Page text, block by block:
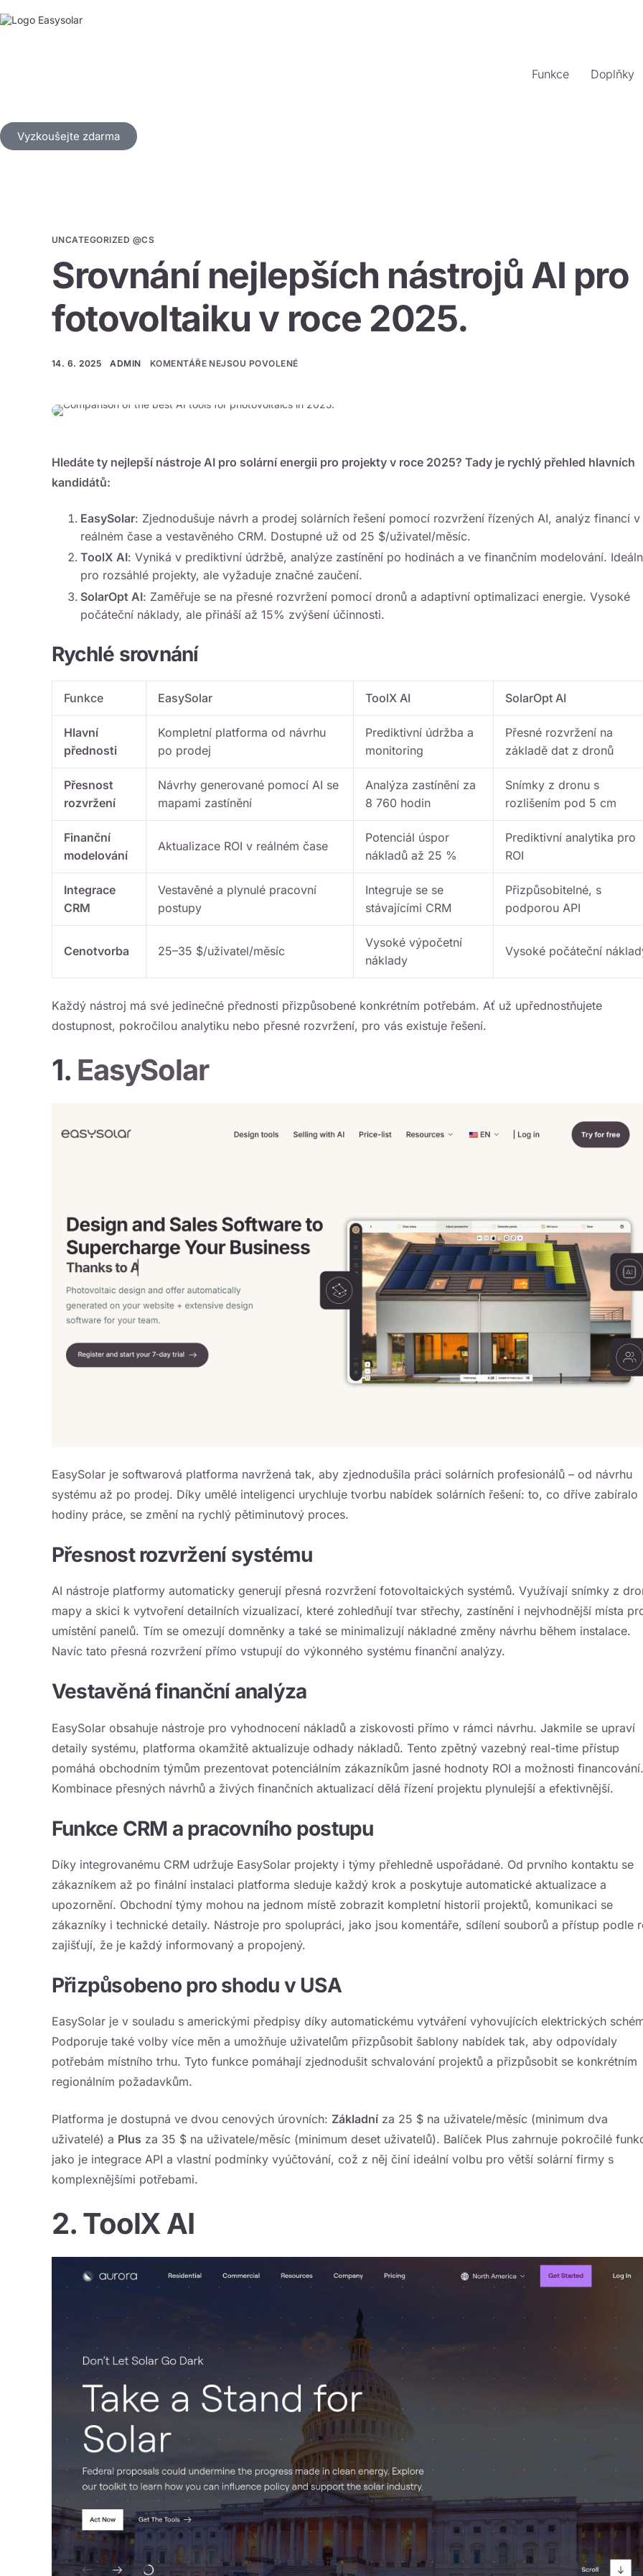
Funkce Doplňky
Vyzkoušejte zdarma
UNCATEGORIZED @CS
Srovnání nejlepších nástrojů AI pro
fotovoltaiku v roce 2025.
14. 6. 2025 ADMIN KOMENTÁŘE NEJSOU POVOLENÉ
Hledáte ty nejlepší nástroje AI pro solární energii pro projekty v roce 2025? Tady je rychlý přehled hlavních
kandidátů:
EasySolar: Zjednodušuje návrh a prodej solárních řešení pomocí rozvržení řízených AI, analýz financí v
reálném čase a vestavěného CRM. Dostupné už od 25 $/uživatel/měsíc.
ToolX AI: Vyniká v prediktivní údržbě, analýze zastínění po hodinách a ve finančním modelování.
pro rozsáhlé projekty, ale vyžaduje značné zaučení.
SolarOpt AI: Zaměřuje se na přesné rozvržení pomocí dronů a adaptivní optimalizaci energie. Vysoké
počáteční náklady, ale přináší až 15% zvýšení účinnosti.
Rychlé srovnání
Funkce EasySolar ToolX AI SolarOpt AI
Hlavní
přednosti
Kompletní platforma od návrhu
po prodej
Prediktivní údržba a
monitoring
Přesné rozvržení na
základě dat z dronů
Přesnost
rozvržení
Návrhy generované pomocí AI se
mapami zastínění
Analýza zastínění za
8 760 hodin
Snímky z dronu s
rozlišením pod 5 cm
Finanční
modelování
Aktualizace ROI v reálném čase
Potenciál úspor
nákladů až 25 %
Prediktivní analytika pro
ROI
Integrace
CRM
Vestavěné a plynulé pracovní
postupy
Integruje se se
stávajícími CRM
Přizpůsobitelné, s
podporou API
Cenotvorba 25–35 $/uživatel/měsíc
Vysoké výpočetní
náklady
Vysoké počáteční
Každý nástroj má své jedinečné přednosti přizpůsobené konkrétním potřebám. Ať už upřednostňujete
dostupnost, pokročilou analytiku nebo přesné rozvržení, pro vás existuje řešení.
1. EasySolar
EasySolar je softwarová platforma navržená tak, aby zjednodušila práci solárních profesionálů – od návrhu
systému až po prodej. Díky umělé inteligenci urychluje tvorbu nabídek solárních řešení: to, co dříve zabíralo
hodiny práce, se změní na rychlý pětiminutový proces.
Přesnost rozvržení systému
AI nástroje platformy automaticky generují přesná rozvržení fotovoltaických systémů. Využívají snímky z
mapy a skici k vytvoření detailních vizualizací, které zohledňují tvar střechy, zastínění i nejvhodnější místa
umístění panelů. Tím se omezují domněnky a také se minimalizují nákladné změny návrhu během instalace.
Navíc tato přesná rozvržení přímo vstupují do výkonného systému finanční analýzy.
Vestavěná finanční analýza
EasySolar obsahuje nástroje pro vyhodnocení nákladů a ziskovosti přímo v rámci návrhu. Jakmile se upraví
detaily systému, platforma okamžitě aktualizuje odhady nákladů. Tento zpětný vazebný real-time přístup
pomáhá obchodním týmům prezentovat potenciálním zákazníkům jasné hodnoty ROI a možnosti financování.
Kombinace přesných návrhů a živých finančních aktualizací dělá řízení projektu plynulejší a efektivnější.
Funkce CRM a pracovního postupu
Díky integrovanému CRM udržuje EasySolar projekty i týmy přehledně uspořádané. Od prvního kontaktu se
zákazníkem až po finální instalaci platforma sleduje každý krok a poskytuje automatické aktualizace a
upozornění. Obchodní týmy mohou na jednom místě zobrazit kompletní historii projektů, komunikaci se
zákazníky i technické detaily. Nástroje pro spolupráci, jako jsou komentáře, sdílení souborů a přístup podle
zajišťují, že je každý informovaný a propojený.
Přizpůsobeno pro shodu v USA
EasySolar je v souladu s americkými předpisy díky automatickému vytváření vyhovujících elektrických
Podporuje také volby více měn a umožňuje uživatelům přizpůsobit šablony nabídek tak, aby odpovídaly
potřebám místního trhu. Tyto funkce pomáhají zjednodušit schvalování projektů a přizpůsobit se konkrétním
regionálním požadavkům.
Platforma je dostupná ve dvou cenových úrovních: Základní za 25 $ na uživatele/měsíc (minimum dva
uživatelé) a Plus za 35 $ na uživatele/měsíc (minimum deset uživatelů). Balíček Plus zahrnuje pokročilé
jako je integrace API a vlastní podmínky vyúčtování, což z něj činí ideální volbu pro větší solární firmy s
komplexnějšími potřebami.
2. ToolX AI